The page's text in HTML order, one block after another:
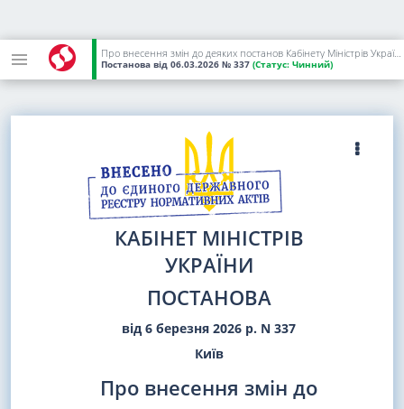
Про внесення змін до деяких постанов Кабінету Міністрів України щодо об'єктів критичної інфраструктури
Постанова від 06.03.2026 № 337 (Статус: Чинний)
КАБІНЕТ МІНІСТРІВ
УКРАЇНИ
ПОСТАНОВА
від 6 березня 2026 р. N 337
Київ
Про внесення змін до